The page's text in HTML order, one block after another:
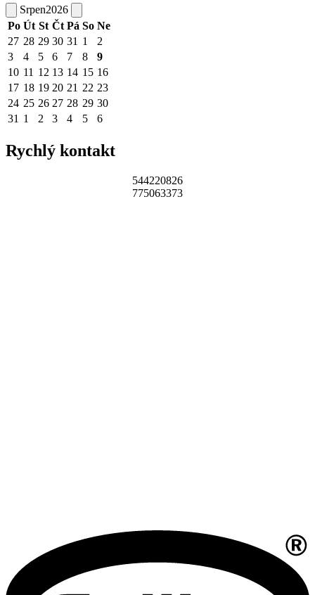
Srpen2026
Po Út St Čt Pá So Ne
27 28 29 30 31 1
2
3
4 5 6 7 8
9
10 11 12 13 14 15 16
17 18 19 20 21 22 23
24 25 26 27 28 29 30
31 1 2 3 4 5 6
Rychlý kontakt
544220826
775063373